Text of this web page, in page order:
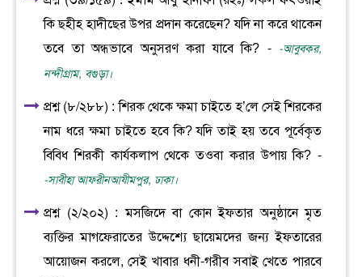
কি ছহীহ হাদীছের উপর প্রদান করেছেন? যদি না করে থাকেন
তবে তা অন্ধভাবে অনুসরণ করা যাবে কি? - -আবুবকর,
নন্দীগ্রাম, বগুড়া।
প্রশ্ন (৮/২৮৮) : শিরক থেকে ক্ষমা চাইতে হ’লে সেই শিরকের
নাম ধরে ক্ষমা চাইতে হবে কি? যদি তাই হয় তবে পূর্বেকৃত
বিবিধ শিরকী কার্যকলাপ থেকে তওবা করার উপায় কি? -
-সাবীহা আফরীনআযীমপুর, ঢাকা।
প্রশ্ন (২/২০২) : মসজিদে বা কোন ইফতার অনুষ্ঠানে মৃত
ব্যক্তির মাগফেরাতের উদ্দেশ্যে ছায়েমদের জন্য ইফতারের
আয়োজন করলে, সেই খাবার ধনী-গরীব সবাই খেতে পারবে